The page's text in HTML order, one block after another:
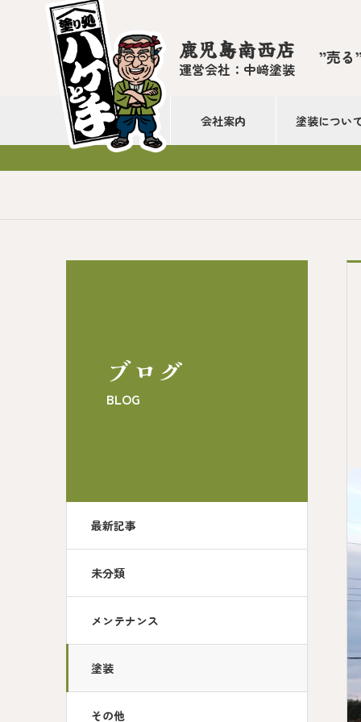
鹿児島南西店
運営会社：中﨑塗装
”売る
会社案内 塗装につい
ブログ
BLOG
最新記事
未分類
メンテナンス
塗装
その他